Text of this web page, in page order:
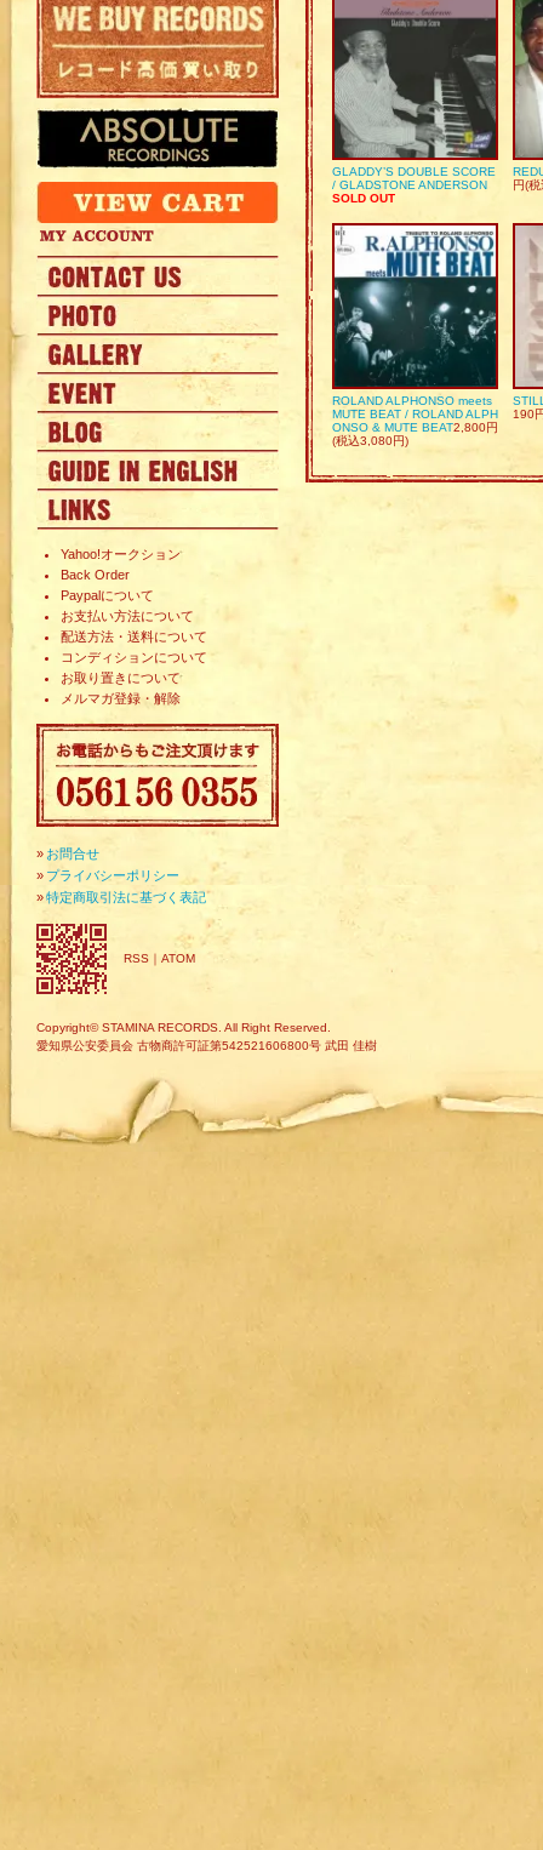
Yahoo!オークション
Back Order
Paypalについて
お支払い方法について
配送方法・送料について
コンディションについて
お取り置きについて
メルマガ登録・解除
» お問合せ
» プライバシーポリシー
»特定商取引法に基づく表記
RSS ｜ ATOM
GLADDY’S DOUBLE SCORE
/ GLADSTONE ANDERSON
SOLD OUT
円(
ROLAND ALPHONSO meets
MUTE BEAT / ROLAND ALPH
ONSO & MUTE BEAT2,800円
(税込3,080円)
190
Copyright© STAMINA RECORDS. All Right Reserved.
愛知県公安委員会 古物商許可証第542521606800号 武田 佳樹